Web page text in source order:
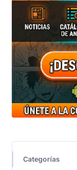
Categorías